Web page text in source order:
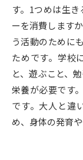
大学で学べる内
新増設大学・学部・
す。1つめは生
ーを消費します
う活動のために
ためです。学校
と、遊ぶこと、
栄養が必要です
です。大人と違
め、身体の発育